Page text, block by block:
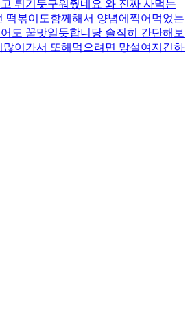
튀기듯구워줬네요 와 진짜 사먹는
떡볶이도함께해서 양념에찍어먹었는
도 꿀맛일듯합니당 솔직히 간단해보
이가서 또해먹으려면 망설여지긴하